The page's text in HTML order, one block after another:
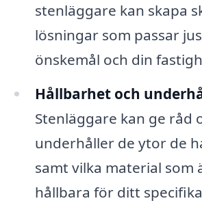
stenläggare kan skapa
lösningar som passar
önskemål och din
Hållbarhet och
Stenläggare kan ge råd
underhåller de ytor de
samt vilka material som
hållbara för ditt